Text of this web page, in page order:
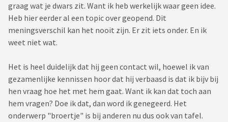
graag wat je dwars zit. Want ik heb werkelijk waar geen idee.
Heb hier eerder al een topic over geopend. Dit
meningsverschil kan het nooit zijn. Er zit iets onder. En ik
weet niet wat.
Het is heel duidelijk dat hij geen contact wil, hoewel ik van
gezamenlijke kennissen hoor dat hij verbaasd is dat ik bijv bij
hen vraag hoe het met hem gaat. Want ik kan dat toch aan
hem vragen? Doe ik dat, dan word ik genegeerd. Het
onderwerp "broertje" is bij anderen nu dus ook van tafel.